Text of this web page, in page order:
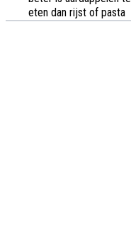
eten dan rijst of pasta